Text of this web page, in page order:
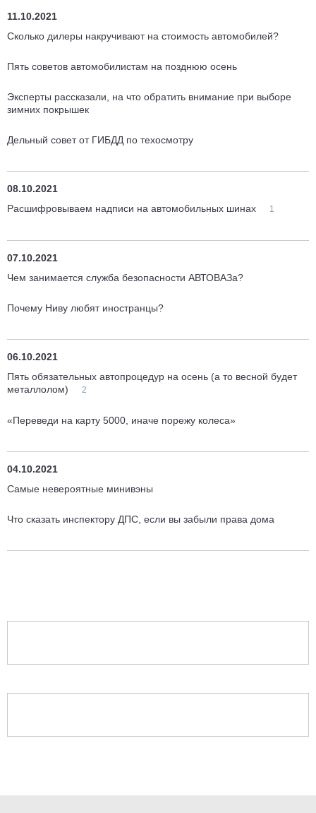
11.10.2021
Сколько дилеры накручивают на стоимость автомобилей?
Пять советов автомобилистам на позднюю осень
Эксперты рассказали, на что обратить внимание при выборе
зимних покрышек
Дельный совет от ГИБДД по техосмотру
08.10.2021
Расшифровываем надписи на автомобильных шинах
1
07.10.2021
Чем занимается служба безопасности АВТОВАЗа?
Почему Ниву любят иностранцы?
06.10.2021
Пять обязательных автопроцедур на осень (а то весной будет
металлолом)
2
«Переведи на карту 5000, иначе порежу колеса»
04.10.2021
Самые невероятные минивэны
Что сказать инспектору ДПС, если вы забыли права дома